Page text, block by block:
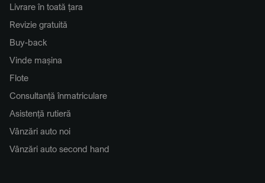
Livrare în toată țara
Revizie gratuită
Buy-back
Vinde mașina
Flote
Consultanță înmatriculare
Asistență rutieră
Vânzări auto noi
Vânzări auto second hand